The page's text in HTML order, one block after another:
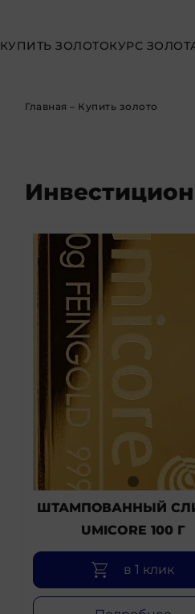
КУПИТЬ ЗОЛОТОКУРС
Главная – Купить золото
ШТАМПОВАННЫЙ
UMICORE 100 Г
в 1 клик